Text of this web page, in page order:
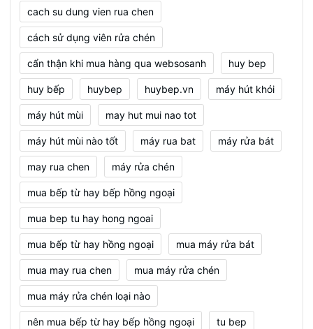
cach su dung vien rua chen
cách sử dụng viên rửa chén
cẩn thận khi mua hàng qua websosanh huy bep
huy bếp huybep huybep.vn máy hút khói
máy hút mùi may hut mui nao tot
máy hút mùi nào tốt máy rua bat máy rửa bát
may rua chen máy rửa chén
mua bếp từ hay bếp hồng ngoại
mua bep tu hay hong ngoai
mua bếp từ hay hồng ngoại mua máy rửa bát
mua may rua chen mua máy rửa chén
mua máy rửa chén loại nào
nên mua bếp từ hay bếp hồng ngoại tu bep